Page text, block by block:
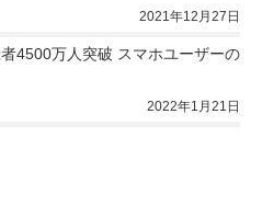
2021年12月27日
4500万人突破 スマホユーザーの
2022年1月21日